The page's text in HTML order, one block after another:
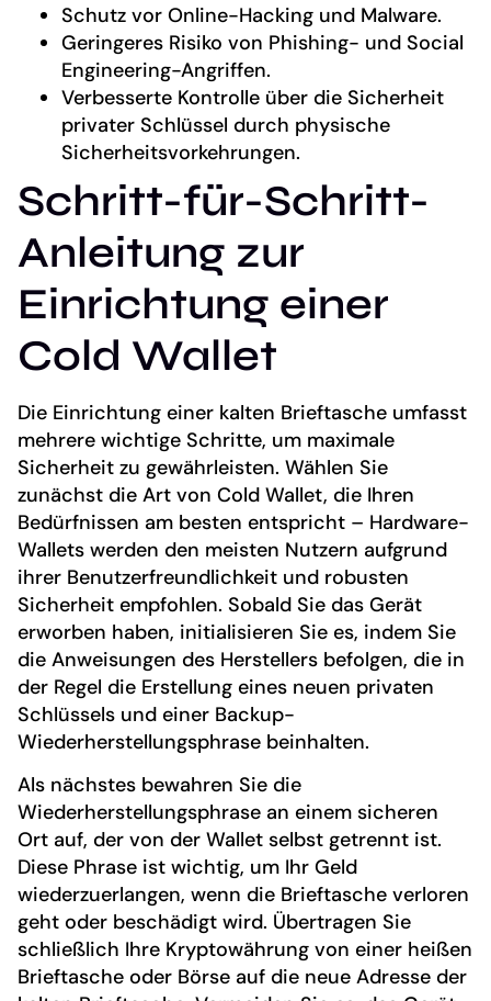
Schutz vor Online-Hacking und Malware.
Geringeres Risiko von Phishing- und Social
Engineering-Angriffen.
Verbesserte Kontrolle über die Sicherheit
privater Schlüssel durch physische
Sicherheitsvorkehrungen.
Schritt-für-Schritt-
Anleitung zur
Einrichtung einer
Cold Wallet
Die Einrichtung einer kalten Brieftasche umfasst
mehrere wichtige Schritte, um maximale
Sicherheit zu gewährleisten. Wählen Sie
zunächst die Art von Cold Wallet, die Ihren
Bedürfnissen am besten entspricht – Hardware-
Wallets werden den meisten Nutzern aufgrund
ihrer Benutzerfreundlichkeit und robusten
Sicherheit empfohlen. Sobald Sie das Gerät
erworben haben, initialisieren Sie es, indem Sie
die Anweisungen des Herstellers befolgen, die in
der Regel die Erstellung eines neuen privaten
Schlüssels und einer Backup-
Wiederherstellungsphrase beinhalten.
Als nächstes bewahren Sie die
Wiederherstellungsphrase an einem sicheren
Ort auf, der von der Wallet selbst getrennt ist.
Diese Phrase ist wichtig, um Ihr Geld
wiederzuerlangen, wenn die Brieftasche verloren
geht oder beschädigt wird. Übertragen Sie
schließlich Ihre Kryptowährung von einer heißen
Brieftasche oder Börse auf die neue Adresse der